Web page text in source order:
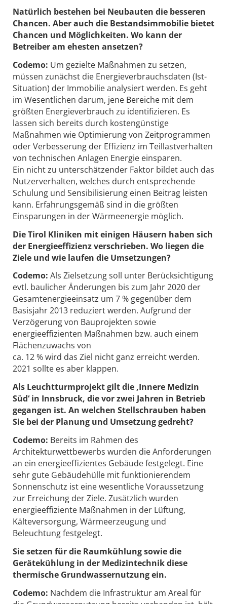
Natürlich bestehen bei Neubauten die besseren
Chancen. Aber auch die Bestandsimmobilie bietet
Chancen und Möglichkeiten. Wo kann der
Betreiber am ehesten ansetzen?
Codemo: Um gezielte Maßnahmen zu setzen,
müssen zunächst die Energieverbrauchsdaten (Ist-
Situation) der Immobilie analysiert werden. Es geht
im Wesentlichen darum, jene Bereiche mit dem
größten Energieverbrauch zu identifizieren. Es
lassen sich bereits durch kostengünstige
Maßnahmen wie Optimierung von Zeitprogrammen
oder Verbesserung der Effizienz im Teillastverhalten
von technischen Anlagen Energie einsparen.
Ein nicht zu unterschätzender Faktor bildet auch das
Nutzerverhalten, welches durch entsprechende
Schulung und Sensibilisierung einen Beitrag leisten
kann. Erfahrungsgemäß sind in die größten
Einsparungen in der Wärmeenergie möglich.
Die Tirol Kliniken mit einigen Häusern haben sich
der Energieeffizienz verschrieben. Wo liegen die
Ziele und wie laufen die Umsetzungen?
Codemo: Als Zielsetzung soll unter Berücksichtigung
evtl. baulicher Änderungen bis zum Jahr 2020 der
Gesamtenergieeinsatz um 7 % gegenüber dem
Basisjahr 2013 reduziert werden. Aufgrund der
Verzögerung von Bauprojekten sowie
energieeffizienten Maßnahmen bzw. auch einem
Flächenzuwachs von
ca. 12 % wird das Ziel nicht ganz erreicht werden.
2021 sollte es aber klappen.
Als Leuchtturmprojekt gilt die ‚Innere Medizin
Süd‘ in Innsbruck, die vor zwei Jahren in Betrieb
gegangen ist. An welchen Stellschrauben haben
Sie bei der Planung und Umsetzung gedreht?
Codemo: Bereits im Rahmen des
Architekturwettbewerbs wurden die Anforderungen
an ein energieeffizientes Gebäude festgelegt. Eine
sehr gute Gebäudehülle mit funktionierendem
Sonnenschutz ist eine wesentliche Voraussetzung
zur Erreichung der Ziele. Zusätzlich wurden
energieeffiziente Maßnahmen in der Lüftung,
Kälteversorgung, Wärmeerzeugung und
Beleuchtung festgelegt.
Sie setzen für die Raumkühlung sowie die
Gerätekühlung in der Medizintechnik diese
thermische Grundwassernutzung ein.
Codemo: Nachdem die Infrastruktur am Areal für